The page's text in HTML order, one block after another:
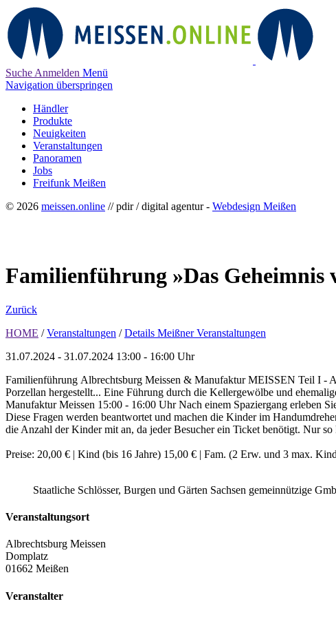
Suche Anmelden Menü
Navigation überspringen
Händler
Produkte
Neuigkeiten
Veranstaltungen
Panoramen
Jobs
Freifunk Meißen
© 2026 meissen.online // pdir / digital agentur - Webdesign Meißen
Familienführung »Das Geheimnis
Zurück
HOME / Veranstaltungen / Details Meißner Veranstaltungen
31.07.2024 - 31.07.2024 13:00 - 16:00 Uhr
Familienführung Albrechtsburg Meissen & Manufaktur MEISSEN Teil I -
Porzellan hergestellt... Eine Führung durch die Kellergewölbe und
Manufaktur Meissen 15:00 - 16:00 Uhr Nach einem Spaziergang erleben
Diese Fragen werden beantwortet und machen die Kinder im
die Anzahl der Kinder mit an, da jeder Besucher ein Ticket benötigt. Nur
Preise: 20,00 € | Kind (bis 16 Jahre) 15,00 € | Fam. (2 Erw. und 3 max.
Staatliche Schlösser, Burgen und Gärten Sachsen gemeinnützige
Veranstaltungsort
Albrechtsburg Meissen
Domplatz
01662 Meißen
Veranstalter